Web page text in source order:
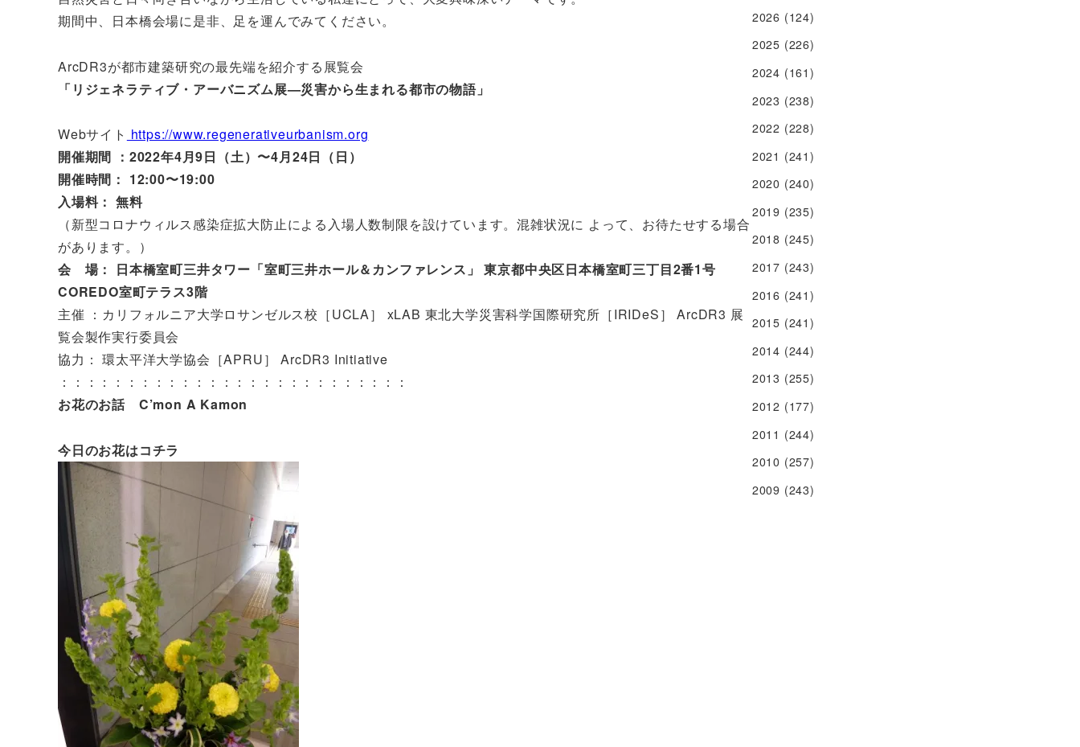
期間中、日本橋会場に是非、足を運んでみてください。
ArcDR3が都市建築研究の最先端を紹介する展覧会
「リジェネラティブ・アーバニズム展—災害から生まれる都市の物語」
Webサイト https://www.regenerativeurbanism.org
開催期間 ：2022年4月9日（土）〜4月24日（日）
開催時間： 12:00〜19:00
入場料： 無料
（新型コロナウィルス感染症拡大防止による入場人数制限を設けています。混雑状況に よって、お待たせする場合
があります。）
会 場： 日本橋室町三井タワー「室町三井ホール＆カンファレンス」 東京都中央区日本橋室町三丁目2番1号
COREDO室町テラス3階
主催 ：カリフォルニア大学ロサンゼルス校［UCLA］ xLAB 東北大学災害科学国際研究所［IRIDeS］ ArcDR3 展
覧会製作実行委員会
協力： 環太平洋大学協会［APRU］ ArcDR3 Initiative
：：：：：：：：：：：：：：：：：：：：：：：：：：
お花のお話 C’mon A Kamon
今日のお花はコチラ
2026 (124)
2025 (226)
2024 (161)
2023 (238)
2022 (228)
2021 (241)
2020 (240)
2019 (235)
2018 (245)
2017 (243)
2016 (241)
2015 (241)
2014 (244)
2013 (255)
2012 (177)
2011 (244)
2010 (257)
2009 (243)